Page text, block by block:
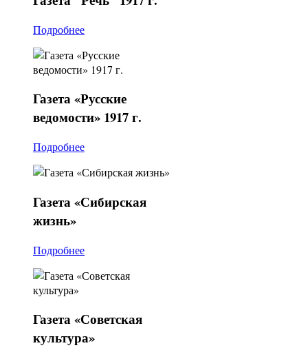
Подробнее
Газета«Русские
ведомости» 1917 г.
Подробнее
Газета«Сибирская
жизнь»
Подробнее
Газета«Советская
культура»